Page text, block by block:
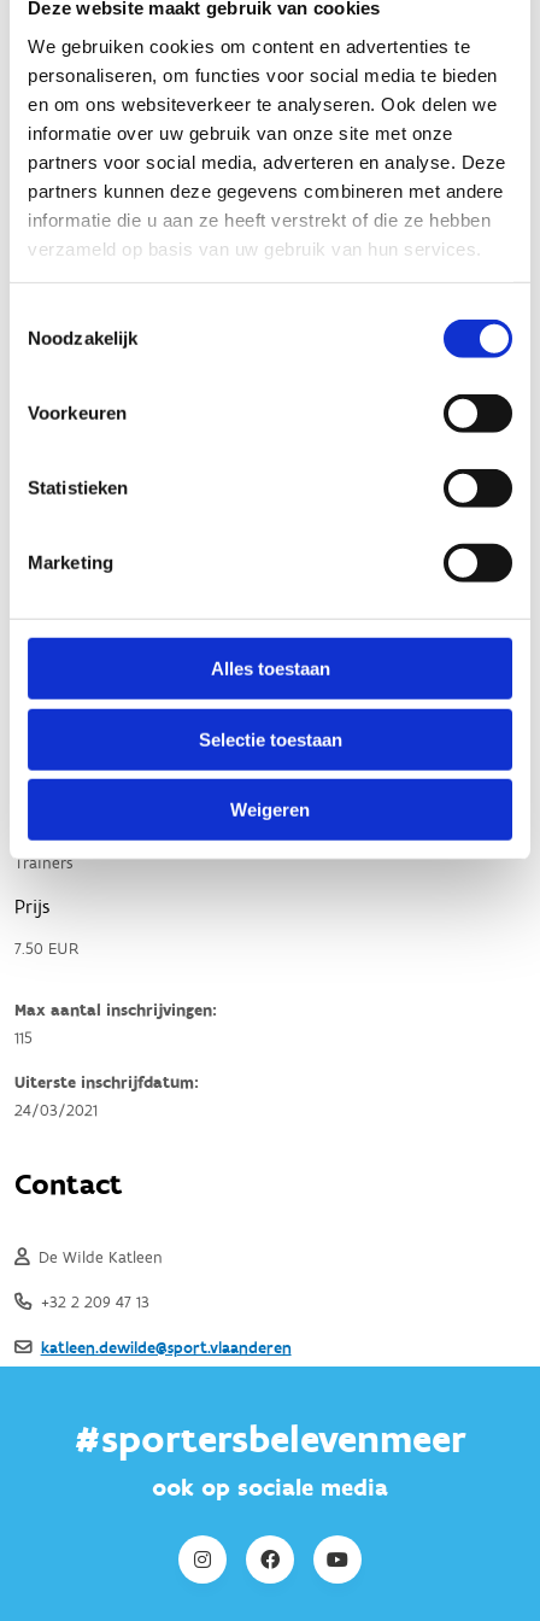
Deze website maakt gebruik van cookies
We gebruiken cookies om content en advertenties te
personaliseren, om functies voor social media te bieden
en om ons websiteverkeer te analyseren. Ook delen we
informatie over uw gebruik van onze site met onze
partners voor social media, adverteren en analyse. Deze
partners kunnen deze gegevens combineren met andere
informatie die u aan ze heeft verstrekt of die ze hebben
verzameld op basis van uw gebruik van hun services.
Noodzakelijk
Voorkeuren
Statistieken
Marketing
Alles toestaan
Selectie toestaan
Weigeren
#sportersbelevenmeer
ook op sociale media